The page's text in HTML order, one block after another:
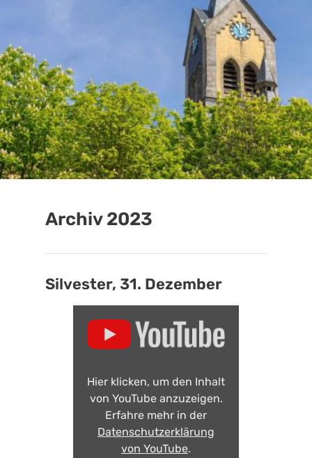
Archiv 2023
Silvester, 31. Dezember
Hier klicken, um den Inhalt
von YouTube anzuzeigen.
Erfahre mehr in der
Datenschutzerklärung
von YouTube.